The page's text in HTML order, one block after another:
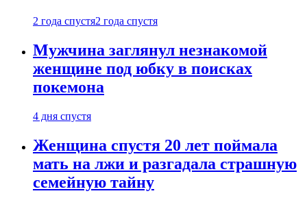
2 года спустя2 года спустя
Мужчина заглянул незнакомой
женщине под юбку в поисках
покемона
4 дня спустя
Женщина спустя 20 лет поймала
мать на лжи и разгадала страшную
семейную тайну